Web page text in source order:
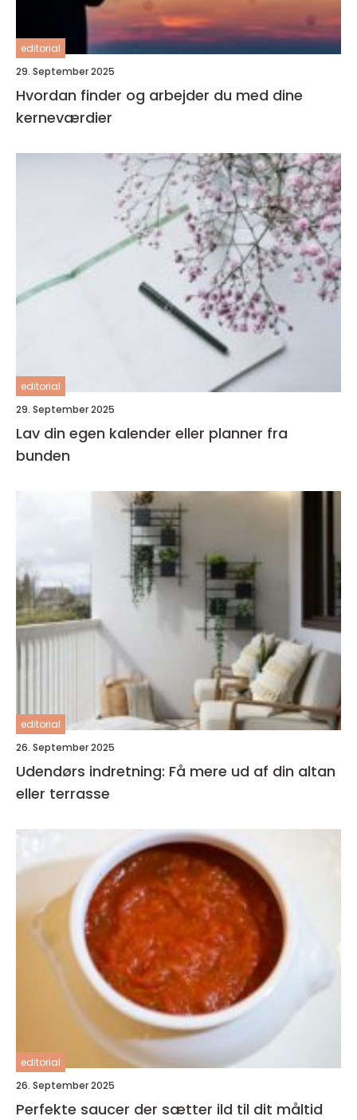
editorial
29. September 2025
Hvordan finder og arbejder du med dine
kerneværdier
editorial
29. September 2025
Lav din egen kalender eller planner fra
bunden
editorial
26. September 2025
Udendørs indretning: Få mere ud af din altan
eller terrasse
editorial
26. September 2025
Perfekte saucer der sætter ild til dit måltid